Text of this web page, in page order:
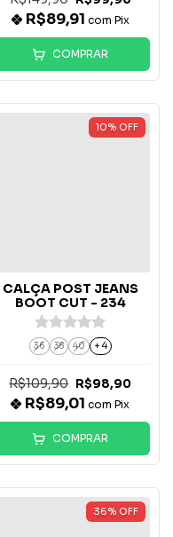
R$89,91 com Pix
COMPRAR
10% OFF
CALÇA POST JEANS
BOOT CUT - 234
36 38 40 + 4
R$109,90 R$98,90
R$89,01com Pix
COMPRAR
36% OFF